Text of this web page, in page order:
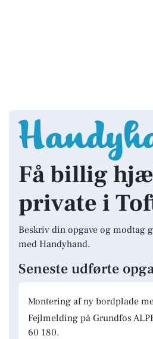
Få billig
private i
Beskriv din opgave og modtag
med Handyhand.
Seneste udførte
Montering af ny bordplade
Fejlmelding på Grundfos
60 180.